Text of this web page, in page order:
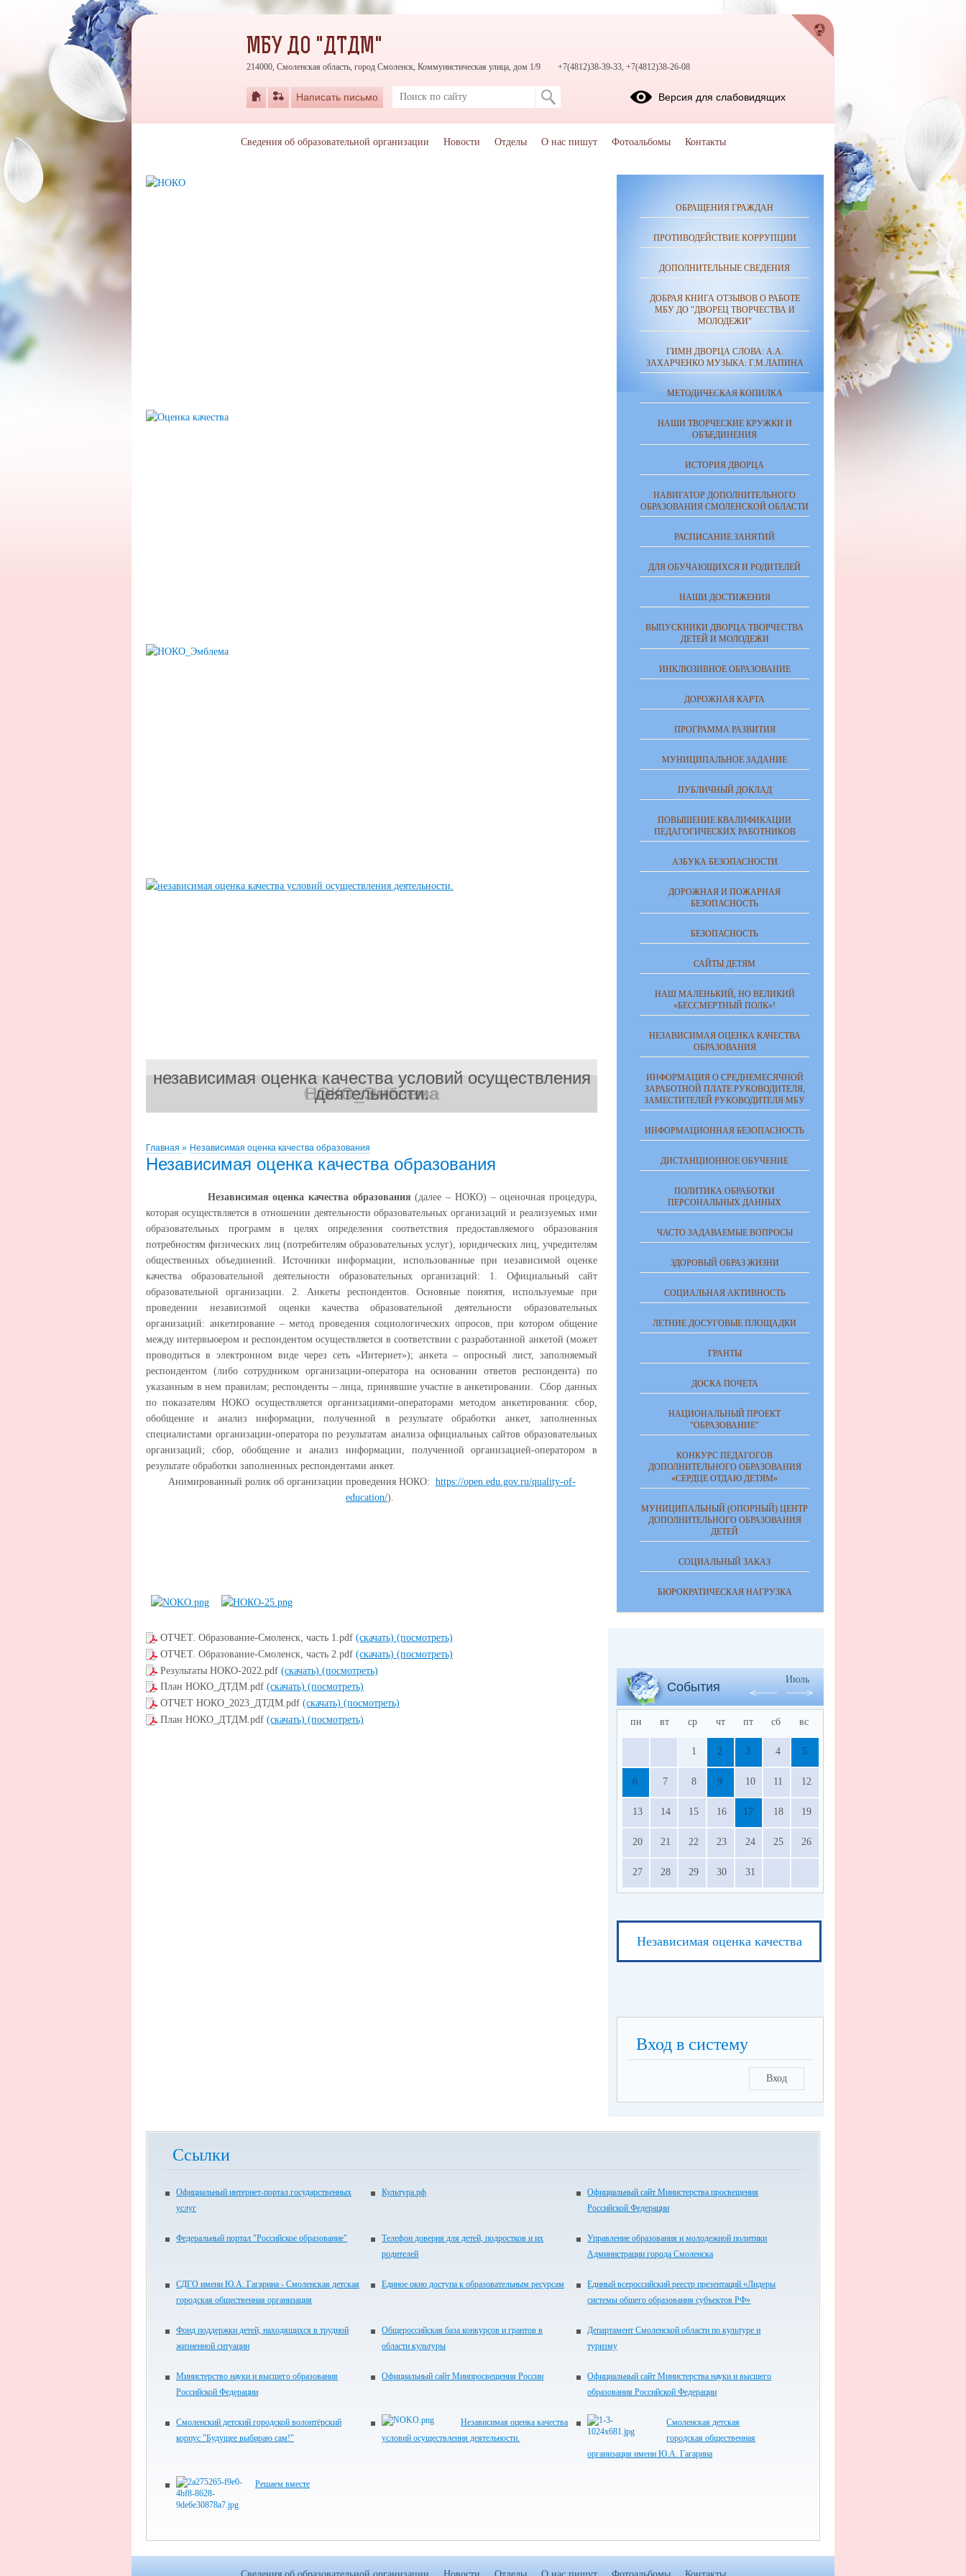
НОКО
Оценка качества
НОКО_Эмблема
независимая оценка качества условий осуществления
деятельности.
Главная » Независимая оценка качества образования
Независимая оценка качества образования
Независимая оценка качества образования (далее – НОКО) – оценочная процедура,
которая осуществляется в отношении деятельности образовательных организаций и реализуемых ими
образовательных программ в целях определения соответствия предоставляемого образования
потребностям физических лиц (потребителям образовательных услуг), юридических лиц, учредителям
общественных объединений. Источники информации, использованные при независимой оценке
качества образовательной деятельности образовательных организаций: 1. Официальный сайт
образовательной организации. 2. Анкеты респондентов. Основные понятия, используемые при
проведении независимой оценки качества образовательной деятельности образовательных
организаций: анкетирование – метод проведения социологических опросов, при котором общение
между интервьюером и респондентом осуществляется в соответствии с разработанной анкетой (может
проводиться в электронном виде через сеть «Интернет»); анкета – опросный лист, заполняемый
респондентом (либо сотрудником организации-оператора на основании ответов респондента) по
указанным в нем правилам; респонденты – лица, принявшие участие в анкетировании. Сбор данных
по показателям НОКО осуществляется организациями-операторами методом анкетирования: сбор,
обобщение и анализ информации, полученной в результате обработки анкет, заполненных
специалистами организации-оператора по результатам анализа официальных сайтов образовательных
организаций; сбор, обобщение и анализ информации, полученной организацией-оператором в
результате обработки заполненных респондентами анкет.
Анимированный ролик об организации проведения НОКО: https://open.edu.gov.ru/quality-of-
education/).
ОТЧЕТ. Образование-Смоленск, часть 1.pdf (скачать) (посмотреть)
ОТЧЕТ. Образование-Смоленск, часть 2.pdf (скачать) (посмотреть)
Результаты НОКО-2022.pdf (скачать) (посмотреть)
План НОКО_ДТДМ.pdf (скачать) (посмотреть)
ОТЧЕТ НОКО_2023_ДТДМ.pdf (скачать) (посмотреть)
План НОКО_ДТДМ.pdf (скачать) (посмотреть)
ОБРАЩЕНИЯ ГРАЖДАН
ПРОТИВОДЕЙСТВИЕ КОРРУПЦИИ
ДОПОЛНИТЕЛЬНЫЕ СВЕДЕНИЯ
ДОБРАЯ КНИГА ОТЗЫВОВ О РАБОТЕ
МБУ ДО "ДВОРЕЦ ТВОРЧЕСТВА И
МОЛОДЕЖИ"
ГИМН ДВОРЦА СЛОВА: А.А.
ЗАХАРЧЕНКО МУЗЫКА: Г.М.ЛАПИНА
МЕТОДИЧЕСКАЯ КОПИЛКА
НАШИ ТВОРЧЕСКИЕ КРУЖКИ И
ОБЪЕДИНЕНИЯ
ИСТОРИЯ ДВОРЦА
НАВИГАТОР ДОПОЛНИТЕЛЬНОГО
ОБРАЗОВАНИЯ СМОЛЕНСКОЙ ОБЛАСТИ
РАСПИСАНИЕ ЗАНЯТИЙ
ДЛЯ ОБУЧАЮЩИХСЯ И РОДИТЕЛЕЙ
НАШИ ДОСТИЖЕНИЯ
ВЫПУСКНИКИ ДВОРЦА ТВОРЧЕСТВА
ДЕТЕЙ И МОЛОДЕЖИ
ИНКЛЮЗИВНОЕ ОБРАЗОВАНИЕ
ДОРОЖНАЯ КАРТА
ПРОГРАММА РАЗВИТИЯ
МУНИЦИПАЛЬНОЕ ЗАДАНИЕ
ПУБЛИЧНЫЙ ДОКЛАД
ПОВЫШЕНИЕ КВАЛИФИКАЦИИ
ПЕДАГОГИЧЕСКИХ РАБОТНИКОВ
АЗБУКА БЕЗОПАСНОСТИ
ДОРОЖНАЯ И ПОЖАРНАЯ
БЕЗОПАСНОСТЬ
БЕЗОПАСНОСТЬ
САЙТЫ ДЕТЯМ
НАШ МАЛЕНЬКИЙ, НО ВЕЛИКИЙ
«БЕССМЕРТНЫЙ ПОЛК»!
НЕЗАВИСИМАЯ ОЦЕНКА КАЧЕСТВА
ОБРАЗОВАНИЯ
ИНФОРМАЦИЯ О СРЕДНЕМЕСЯЧНОЙ
ЗАРАБОТНОЙ ПЛАТЕ РУКОВОДИТЕЛЯ,
ЗАМЕСТИТЕЛЕЙ РУКОВОДИТЕЛЯ МБУ
ИНФОРМАЦИОННАЯ БЕЗОПАСНОСТЬ
ДИСТАНЦИОННОЕ ОБУЧЕНИЕ
ПОЛИТИКА ОБРАБОТКИ
ПЕРСОНАЛЬНЫХ ДАННЫХ
ЧАСТО ЗАДАВАЕМЫЕ ВОПРОСЫ
ЗДОРОВЫЙ ОБРАЗ ЖИЗНИ
СОЦИАЛЬНАЯ АКТИВНОСТЬ
ЛЕТНИЕ ДОСУГОВЫЕ ПЛОЩАДКИ
ГРАНТЫ
ДОСКА ПОЧЕТА
НАЦИОНАЛЬНЫЙ ПРОЕКТ
"ОБРАЗОВАНИЕ"
КОНКУРС ПЕДАГОГОВ
ДОПОЛНИТЕЛЬНОГО ОБРАЗОВАНИЯ
«СЕРДЦЕ ОТДАЮ ДЕТЯМ»
МУНИЦИПАЛЬНЫЙ (ОПОРНЫЙ) ЦЕНТР
ДОПОЛНИТЕЛЬНОГО ОБРАЗОВАНИЯ
ДЕТЕЙ
СОЦИАЛЬНЫЙ ЗАКАЗ
БЮРОКРАТИЧЕСКАЯ НАГРУЗКА
События
Июль
пн вт ср чт пт сб вс
1 2 3 4 5
6 7 8 9 10 11 12
13 14 15 16 17 18 19
20 21 22 23 24 25 26
27 28 29 30 31
Независимая оценка качества
Вход в систему
Вход
Ссылки
Официальный интернет-портал государственных
услуг
Культура.рф
Официальный сайт Министерства просвещения
Российской Федерации
Федеральный портал "Российское образование"
Телефон доверия для детей, подростков и их
родителей
Управление образования и молодежной политики
Администрации города Смоленска
СДГО имени Ю.А. Гагарина - Смоленская детская
городская общественная организация
Единое окно доступа к образовательным ресурсам
Единый всероссийский реестр презентаций «Лидеры
системы общего образования субъектов РФ»
Фонд поддержки детей, находящихся в трудной
жизненной ситуации
Общероссийская база конкурсов и грантов в
области культуры
Департамент Смоленской области по культуре и
туризму
Министерство науки и высшего образования
Российской Федерации
Официальный сайт Минпросвещения России
Официальный сайт Министерства науки и высшего
образования Российской Федерации
Смоленский детский городской волонтёрский
корпус "Будущее выбираю сам!"
Независимая оценка качества
условий осуществления деятельности.
Смоленская детская
городская общественная
организация имени Ю.А. Гагарина
Решаем вместе
МБУ ДО "ДТДМ"
214000, Смоленская область, город Смоленск, Коммунистическая улица, дом 1/9 +7(4812)38-39-33, +7(4812)38-26-08
Написать письмо Версия для слабовидящих
Сведения об образовательной организации Новости Отделы О нас пишут Фотоальбомы Контакты